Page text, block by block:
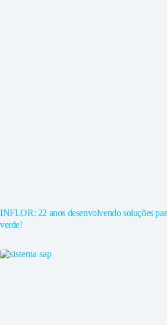
INFLOR: 22 anos desenvolvendo soluções
verde!